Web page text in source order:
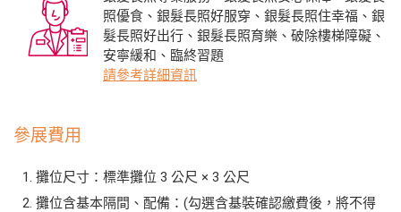
照優食、銀髮長照好服穿、銀髮長照住幸福、銀
髮長照好出行、銀髮長照育樂、破除樓梯障礙、
安寧緩和、臨終習題
請參考詳細資訊
參展費用
攤位尺寸：標準攤位 3 公尺 × 3 公尺
攤位含基本隔間、配備：(勾選含基裝確認繳費後，將不得